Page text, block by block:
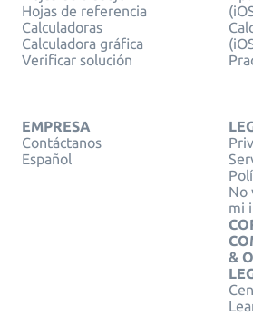
Hojas de referencia
Calculadoras
Calculadora gráfica
Verificar solución
EMPRESA
Contáctanos
Español
No
mi
&